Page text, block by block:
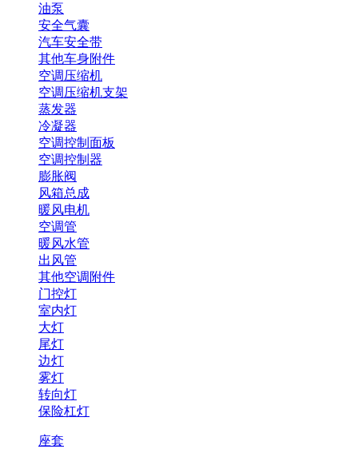
油泵
安全气囊
汽车安全带
其他车身附件
空调压缩机
空调压缩机支架
蒸发器
冷凝器
空调控制面板
空调控制器
膨胀阀
风箱总成
暖风电机
空调管
暖风水管
出风管
其他空调附件
门控灯
室内灯
大灯
尾灯
边灯
雾灯
转向灯
保险杠灯
座套